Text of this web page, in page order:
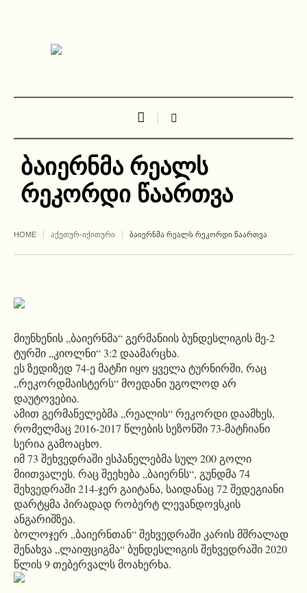
ბაიერნმა რეალს
რეკორდი წაართვა
HOME ᲐᲥᲔᲗᲣᲠ-ᲘᲥᲘᲗᲣᲠᲘ ᲑᲐᲘᲔᲠᲜᲛᲐ ᲠᲔᲐᲚᲡ ᲠᲔᲙᲝᲠᲓᲘ ᲬᲐᲐᲠᲗᲕᲐ
მიუნხენის „ბაიერნმა“ გერმანიის ბუნდესლიგის მე-2
ტურში „კიოლნი“ 3:2 დაამარცხა.
ეს ზედიზედ 74-ე მატჩი იყო ყველა ტურნირში, რაც
„რეკორდმაისტერს“ მოედანი უგოლოდ არ
დაუტოვებია.
ამით გერმანელებმა „რეალის“ რეკორდი დაამხეს,
რომელმაც 2016-2017 წლების სეზონში 73-მატჩიანი
სერია გამოაცხო.
იმ 73 შეხვედრაში ესპანელებმა სულ 200 გოლი
მიითვალეს. რაც შეეხება „ბაიერნს“, გუნდმა 74
შეხვედრაში 214-ჯერ გაიტანა, საიდანაც 72 შედეგიანი
დარტყმა პირადად რობერტ ლევანდოვსკის
ანგარიშზეა.
ბოლოჯერ „ბაიერნთან“ შეხვედრაში კარის მშრალად
შენახვა „ლაიფციგმა“ ბუნდესლიგის შეხვედრაში 2020
წლის 9 თებერვალს მოახერხა.